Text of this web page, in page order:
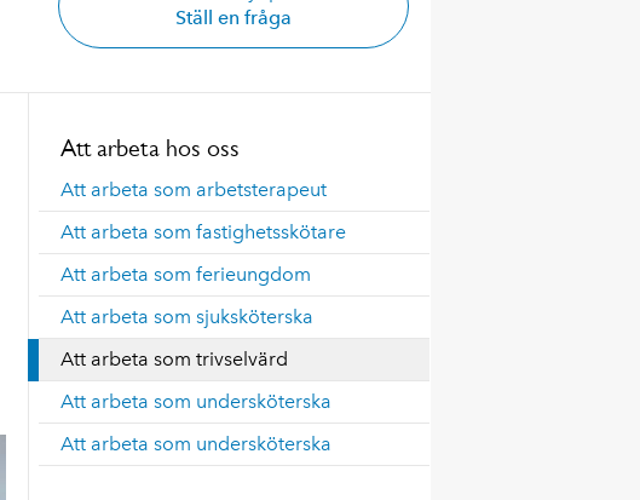
Ställ en fråga
Att arbeta hos oss
Att arbeta som arbetsterapeut
Att arbeta som fastighetsskötare
Att arbeta som ferieungdom
Att arbeta som sjuksköterska
Att arbeta som trivselvärd
Att arbeta som undersköterska
Att arbeta som undersköterska